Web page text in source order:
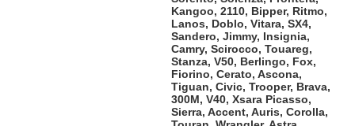
Kangoo, 2110, Bipper, Ritmo,
Lanos, Doblo, Vitara, SX4,
Sandero, Jimmy, Insignia,
Camry, Scirocco, Touareg,
Stanza, V50, Berlingo, Fox,
Fiorino, Cerato, Ascona,
Tiguan, Civic, Trooper, Brava,
300M, V40, Xsara Picasso,
Sierra, Accent, Auris, Corolla,